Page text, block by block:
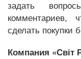
задать
комментариев,
сделать
Компания «Світ